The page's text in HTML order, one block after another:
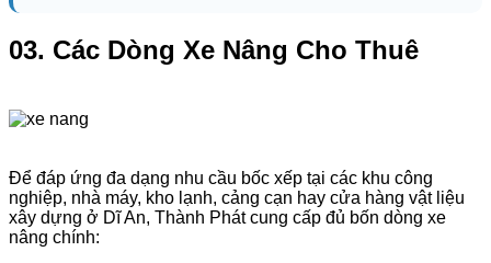
03. Các Dòng Xe Nâng Cho Thuê
Để đáp ứng đa dạng nhu cầu bốc xếp tại các khu công
nghiệp, nhà máy, kho lạnh, cảng cạn hay cửa hàng vật liệu
xây dựng ở Dĩ An, Thành Phát cung cấp đủ bốn dòng xe
nâng chính: